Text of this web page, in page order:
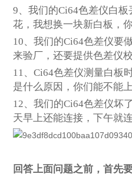
9、我们的Ci64色差仪白
花，我想换一块新白板，
10、我们的Ci64色差仪要
来验厂，还要提供色差仪校
11、Ci64色差仪测量白板
是什么原因，你们能不能
12、我们的Ci64色差仪坏
天早上还能连接，下午就连
回答上面问题之前，首先